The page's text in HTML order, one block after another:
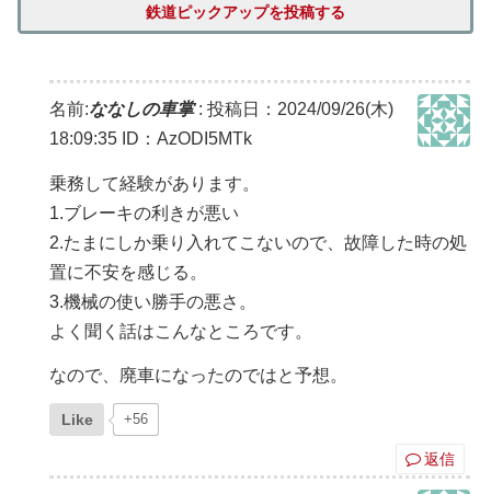
鉄道ピックアップを投稿する
名前:ななしの車掌: 投稿日：2024/09/26(木)
18:09:35 ID：AzODI5MTk
乗務して経験があります。
1.ブレーキの利きが悪い
2.たまにしか乗り入れてこないので、故障した時の処
置に不安を感じる。
3.機械の使い勝手の悪さ。
よく聞く話はこんなところです。
なので、廃車になったのではと予想。
Like +56
返信